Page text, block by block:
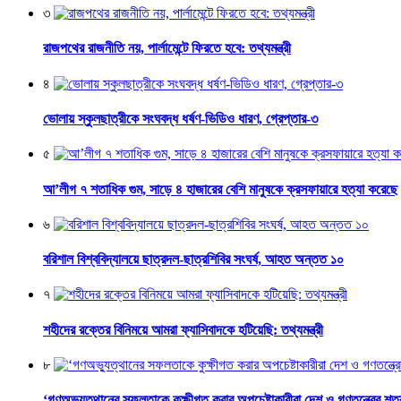
৩
রাজপথের রাজনীতি নয়, পার্লামেন্টে ফিরতে হবে: তথ্যমন্ত্রী
৪
ভোলায় স্কুলছাত্রীকে সংঘবদ্ধ ধর্ষণ-ভিডিও ধারণ, গ্রেপ্তার-৩
৫
আ’লীগ ৭ শতাধিক গুম, সাড়ে ৪ হাজারের বেশি মানুষকে ক্রসফায়ারে হত্যা করেছে
৬
বরিশাল বিশ্ববিদ্যালয়ে ছাত্রদল-ছাত্রশিবির সংঘর্ষ, আহত অন্তত ১০
৭
শহীদের রক্তের বিনিময়ে আমরা ফ্যাসিবাদকে হটিয়েছি: তথ্যমন্ত্রী
৮